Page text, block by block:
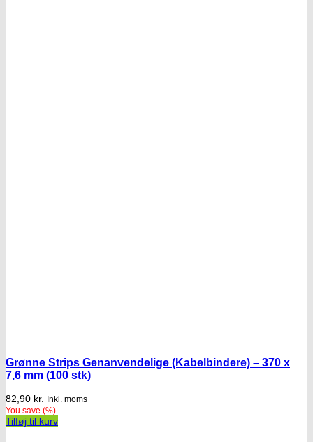
Grønne Strips Genanvendelige (Kabelbindere) – 370 x
7,6 mm (100 stk)
82,90 kr. Inkl. moms
You save (%)
Tilføj til kurv